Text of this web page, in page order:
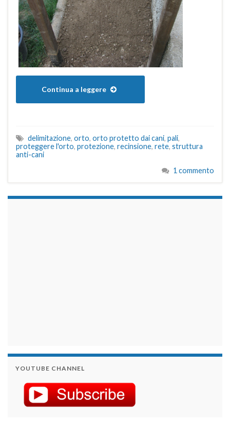
Continua a leggere
delimitazione, orto, orto protetto dai cani, pali,
proteggere l'orto, protezione, recinsione, rete, struttura
anti-cani
1 commento
YOUTUBE CHANNEL